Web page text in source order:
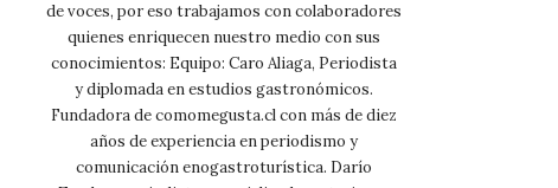
de voces, por eso trabajamos con colaboradores
quienes enriquecen nuestro medio con sus
conocimientos: Equipo: Caro Aliaga, Periodista
y diplomada en estudios gastronómicos.
Fundadora de comomegusta.cl con más de diez
años de experiencia en periodismo y
comunicación enogastroturística. Darío